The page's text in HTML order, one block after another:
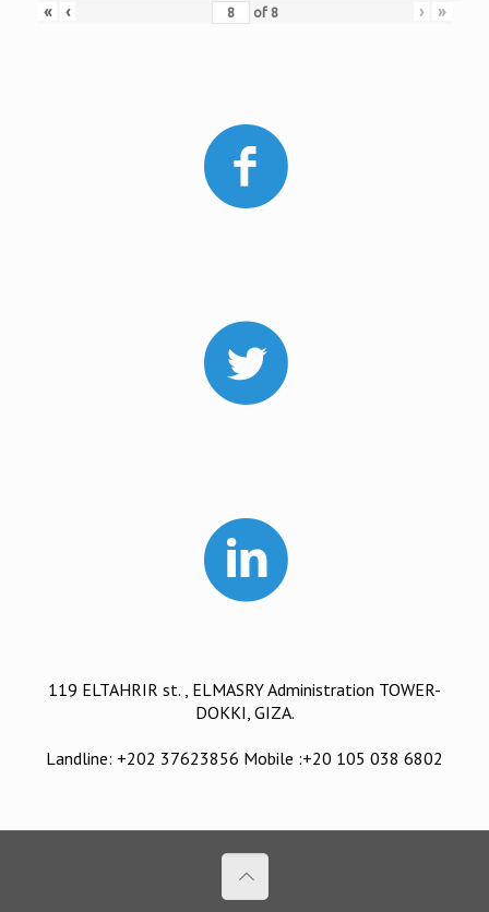
«
‹ of 8 › »
119 ELTAHRIR st. , ELMASRY Administration TOWER-
DOKKI, GIZA.
Landline: +202 37623856 Mobile :+20 105 038 6802